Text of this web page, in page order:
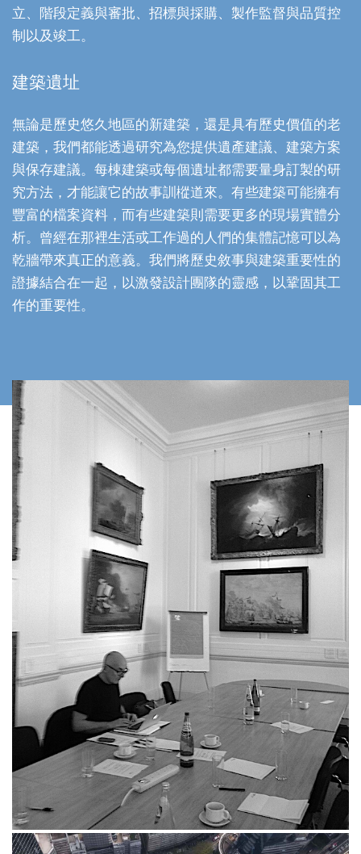
立、階段定義與審批、招標與採購、製作監督與品質控
制以及竣工。
建築遺址
無論是歷史悠久地區的新建築，還是具有歷史價值的老
建築，我們都能透過研究為您提供遺產建議、建築方案
與保存建議。每棟建築或每個遺址都需要量身訂製的研
究方法，才能讓它的故事訓樅道來。有些建築可能擁有
豐富的檔案資料，而有些建築則需要更多的現場實體分
析。曾經在那裡生活或工作過的人們的集體記憶可以為
乾牆帶來真正的意義。我們將歷史敘事與建築重要性的
證據結合在一起，以激發設計團隊的靈感，以鞏固其工
作的重要性。